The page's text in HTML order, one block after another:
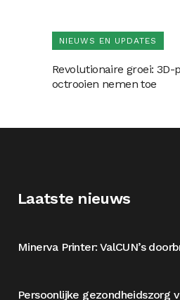
NIEUWS EN UPDATES
Revolutionaire groei: 3D-
octrooien nemen toe
Laatste nieuws
Minerva Printer: ValCUN’s
Persoonlijke gezondheidszorg